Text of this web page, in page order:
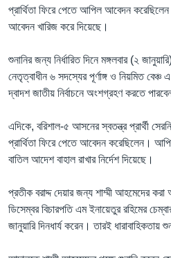
প্রার্থিতা ফিরে পেতে আপিল আবেদন
আবেদন খারিজ করে দিয়েছে।
শুনানির জন্য নির্ধারিত দিনে মঙ্গলবার (২
নেতৃত্বাধীন ৬ সদস্যের পূর্ণাঙ্গ ও নিয়মিত
দ্বাদশ জাতীয় নির্বাচনে অংশগ্রহণ করতে
এদিকে, বরিশাল-৫ আসনের স্বতন্ত্র প্রার্থী
প্রার্থিতা ফিরে পেতে আবেদন করেছিলেন।
বাতিল আদেশ বাহাল রাখার নির্দেশ দিয়েছে।
প্রতীক বরাদ্দ দেয়ার জন্য শাম্মী আহমেদের
ডিসেম্বর বিচারপতি এম ইনায়েতুর রহিমের
জানুয়ারি দিনধার্য করেন। তারই ধারাবাহিকতায়